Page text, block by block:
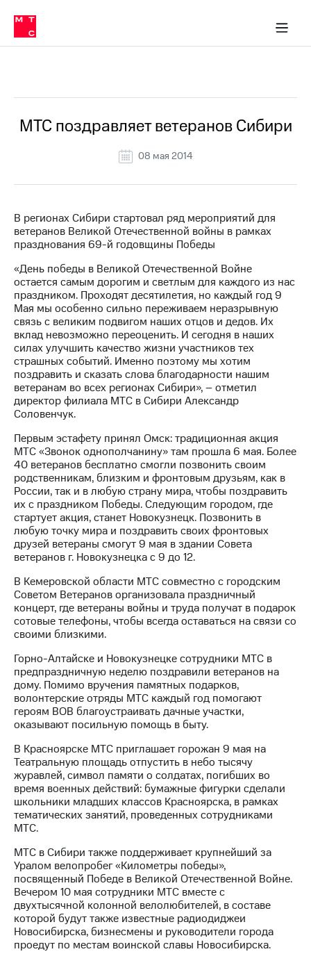
Медиа-центр
и акционерам
Устойчивое развитие
Комплаенс и деловая этика
компании
Карьера
История
региона
Правовая
информация
Медиа-центр
Пресс-
релизы
МТС
о технологиях
Достижения
Интервью
отчетность
Контакты
Новости
в
регионе
и акционерам
Корпоративное
Корпоративный
секретарь
Раскрытие
информации
Информация
акционерам
Документы
ПАО
"МТС"
Собрания
акционеров
Личный
кабинет
акционера
Акционерный
капитал
Контроль
и
Рынок
акций
Описание
Программа
приобретения
Порядок
выкупа
в МТС
Пресс-
релизы
МТС поздравляет ветеранов Сибири
08 мая 2014
В регионах Сибири стартовал ряд мероприятий для
ветеранов Великой Отечественной войны в рамках
празднования 69-й годовщины Победы
«День победы в Великой Отечественной Войне
остается самым дорогим и светлым для каждого из нас
праздником. Проходят десятилетия, но каждый год 9
Мая мы особенно сильно переживаем неразрывную
связь с великим подвигом наших отцов и дедов. Их
вклад невозможно переоценить. И сегодня в наших
силах улучшить качество жизни участников тех
страшных событий. Именно поэтому мы хотим
поздравить и сказать слова благодарности нашим
ветеранам во всех регионах Сибири», – отметил
директор филиала МТС в Сибири Александр
Соловенчук.
Первым эстафету принял Омск: традиционная акция
МТС «Звонок однополчанину» там прошла 6 мая. Более
40 ветеранов бесплатно смогли позвонить своим
родственникам, близким и фронтовым друзьям, как в
России, так и в любую страну мира, чтобы поздравить
их с праздником Победы. Следующим городом, где
стартует акция, станет Новокузнецк. Позвонить в
любую точку мира и поздравить своих фронтовых
друзей ветераны смогут 9 мая в здании Совета
ветеранов г. Новокузнецка с 9 до 12.
В Кемеровской области МТС совместно с городским
Советом Ветеранов организовала праздничный
концерт, где ветераны войны и труда получат в подарок
сотовые телефоны, чтобы всегда оставаться на связи со
своими близкими.
Горно-Алтайске и Новокузнецке сотрудники МТС в
предпраздничную неделю поздравили ветеранов на
дому. Помимо вручения памятных подарков,
волонтерские отряды МТС каждый год помогают
героям ВОВ благоустраивать дачные участки,
оказывают посильную помощь в быту.
В Красноярске МТС приглашает горожан 9 мая на
Театральную площадь отпустить в небо тысячу
журавлей, символ памяти о солдатах, погибших во
время военных действий: бумажные фигурки сделали
школьники младших классов Красноярска, в рамках
тематических занятий, проведенных сотрудниками
МТС.
МТС в Сибири также поддерживает крупнейший за
Уралом велопробег «Километры победы»,
посвященный Победе в Великой Отечественной Войне.
Вечером 10 мая сотрудники МТС вместе с
двухтысячной колонной велолюбителей, в составе
которой будут также известные радиодиджеи
Новосибирска, бизнесмены и руководители города
проедут по местам воинской славы Новосибирска.